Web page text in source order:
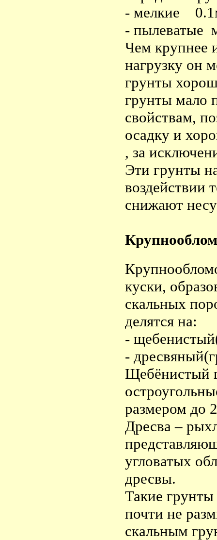
- мелкие
- пылеватые
Чем крупнее
нагрузку он
грунты
грунты мало
свойствам,
осадку и
, за
Эти грунты
воздействии
снижают
куски,
скальных
делятся на:
-
-
Щебёнистый
размером до
Дресва –
угловатых
дресвы.
Такие
почти не
скальным